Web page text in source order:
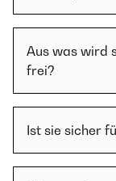
Aus was wird
frei?
Ist sie sicher